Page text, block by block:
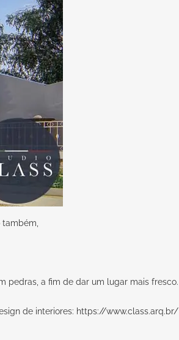
pedras, a fim de dar um lugar mais fresco.
de interiores: https://www.class.arq.br/